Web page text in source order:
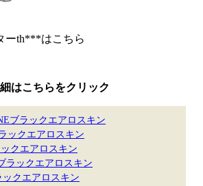
ーth***はこちら
はこちらをクリック
ブラックエアロスキン
ックエアロスキン
クエアロスキン
ラックエアロスキン
クエアロスキン